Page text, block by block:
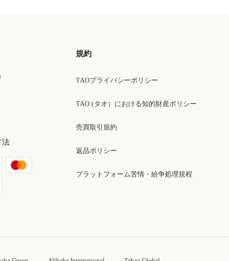
法
規約
TAOプライバシーポリシー
TAO (タオ）における知的財産ポリシー
売買取引規約
返品ポリシー
プラットフォーム苦情・紛争処理規程